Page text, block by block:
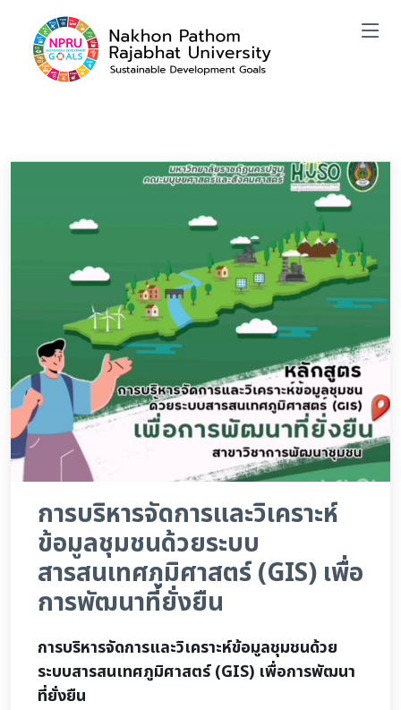
การบริหารจัดการและวิเคราะห์
ข้อมูลชุมชนด้วยระบบ
สารสนเทศภูมิศาสตร์ (GIS) เพื่อ
การพัฒนาที่ยั่งยืน
การบริหารจัดการและวิเคราะห์ข้อมูลชุมชนด้วย
ระบบสารสนเทศภูมิศาสตร์ (GIS) เพื่อการพัฒนา
ที่ยั่งยืน